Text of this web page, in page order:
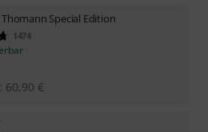
Thomann Special Edition
1474
60,90 €